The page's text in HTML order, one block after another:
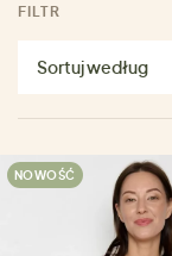
FILTR
Sortuj według
NOWOŚĆ